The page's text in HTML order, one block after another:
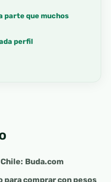
parte que muchos
perfil
Buda.com
para comprar con pesos